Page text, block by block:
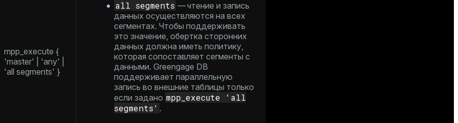
mpp_execute {
'master' | 'any' |
'all segments' }
all segments — чтение и запись
данных осуществляются на всех
сегментах. Чтобы поддерживать
это значение, обертка сторонних
данных должна иметь политику,
которая сопоставляет сегменты с
данными. Greengage DB
поддерживает параллельную
запись во внешние таблицы только
если задано mpp_execute 'all
segments' .